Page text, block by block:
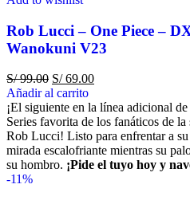
Rob Lucci – One Piece –
Wanokuni V23
S/99.00 S/69.00
Añadir al carrito
¡El siguiente en la línea adicional
Series favorita de los fanáticos de
Rob Lucci! Listo para enfrentar a
mirada escalofriante mientras su
su hombro. ¡Pide el tuyo hoy y
-11%